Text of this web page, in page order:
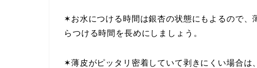
✶お水につける時間は銀杏の状態にもよるので、
らつける時間を長めにしましょう。
✶薄皮がピッタリ密着していて剥きにくい場合は